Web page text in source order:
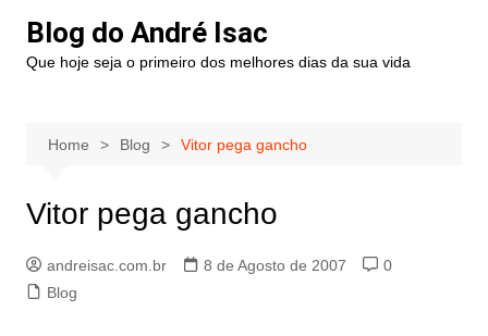
Blog do André Isac
Que hoje seja o primeiro dos melhores dias da sua vida
Home Blog Vitor pega gancho
Vitor pega gancho
andreisac.com.br 8 de Agosto de 2007
0
Blog